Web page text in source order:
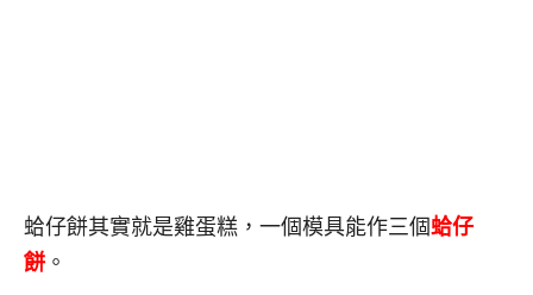
蛤仔餅其實就是雞蛋糕，一個模具能作三個蛤仔
餅 。